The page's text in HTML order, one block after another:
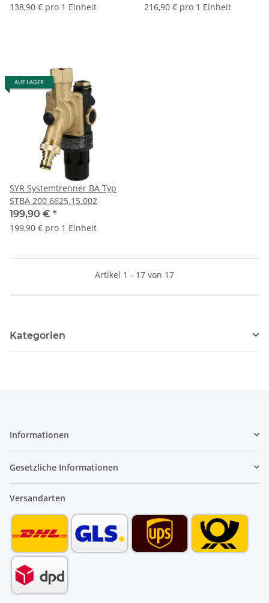
138,90 € pro 1 Einheit
216,90 € pro 1 Einheit
AUF LAGER
SYR Systemtrenner BA Typ
STBA 200 6625.15.002
199,90 € *
199,90 € pro 1 Einheit
Artikel 1 - 17 von 17
Kategorien
Informationen
Gesetzliche Informationen
Versandarten